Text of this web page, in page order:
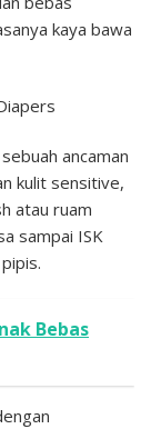
kaya bawa
ancaman
kulit sensitive,
atau ruam
sampai ISK
Bebas